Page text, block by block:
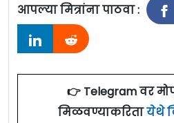
आपल्या मित्रांना पाठवा :
👉 Telegram वर
मिळवण्याकरितायेथे